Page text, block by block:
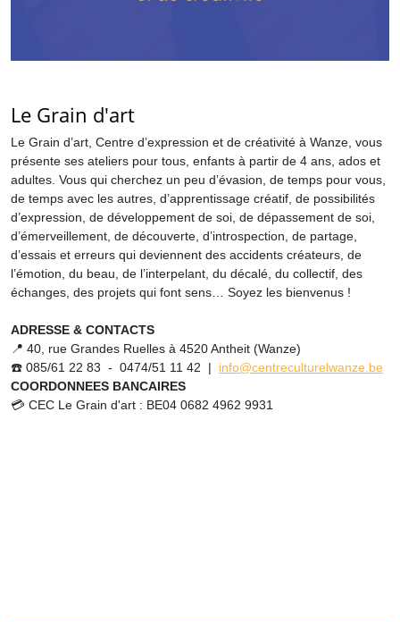
Le Grain d'art
Le Grain d’art, Centre d’expression et de créativité à Wanze, vous
présente ses ateliers pour tous, enfants à partir de 4 ans, ados et
adultes. Vous qui cherchez un peu d’évasion, de temps pour vous,
de temps avec les autres, d’apprentissage créatif, de possibilités
d’expression, de développement de soi, de dépassement de soi,
d’émerveillement, de découverte, d’introspection, de partage,
d’essais et erreurs qui deviennent des accidents créateurs, de
l’émotion, du beau, de l’interpelant, du décalé, du collectif, des
échanges, des projets qui font sens… Soyez les bienvenus !
ADRESSE & CONTACTS
📍 40, rue Grandes Ruelles à 4520 Antheit (Wanze)
☎️ 085/61 22 83 - 0474/51 11 42 | info@centreculturelwanze.be
COORDONNEES BANCAIRES
💳 CEC Le Grain d'art : BE04 0682 4962 9931